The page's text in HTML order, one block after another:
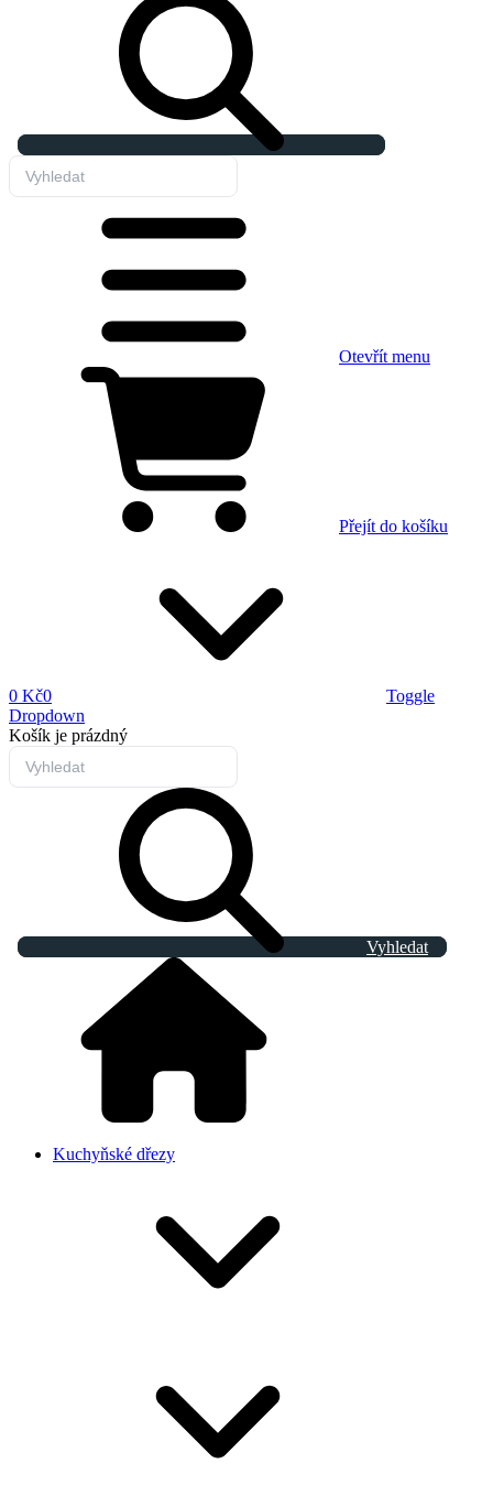
Otevřít menu
Přejít do košíku
0 Kč0
Toggle
Dropdown
Košík je prázdný
Vyhledat
Kuchyňské dřezy